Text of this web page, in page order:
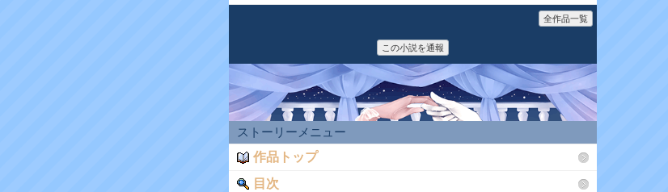
全作品一覧
この小説を通報
ストーリーメニュー
作品トップ
目次